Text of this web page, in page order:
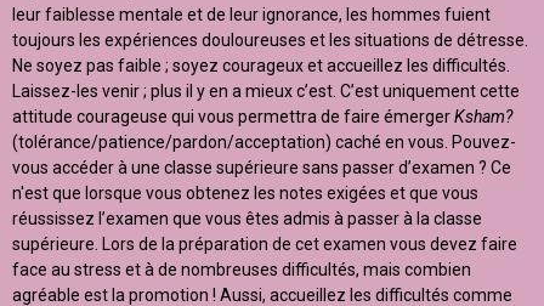
leur faiblesse mentale et de leur ignorance, les hommes fuient
toujours les expériences douloureuses et les situations de détresse.
Ne soyez pas faible ; soyez courageux et accueillez les difficultés.
Laissez-les venir ; plus il y en a mieux c’est. C’est uniquement cette
attitude courageuse qui vous permettra de faire émergerKsham?
(tolérance/patience/pardon/acceptation) caché en vous. Pouvez-
vous accéder à une classe supérieure sans passer d’examen ? Ce
n'est que lorsque vous obtenez les notes exigées et que vous
réussissez l’examen que vous êtes admis à passer à la classe
supérieure. Lors de la préparation de cet examen vous devez faire
face au stress et à de nombreuses difficultés, mais combien
agréable est la promotion ! Aussi, accueillez les difficultés comme